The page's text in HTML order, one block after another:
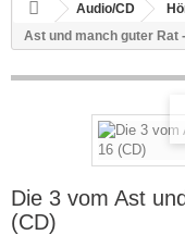
Audio/CD
Ast und manch guter Rat
Die 3 vom Ast
(CD)